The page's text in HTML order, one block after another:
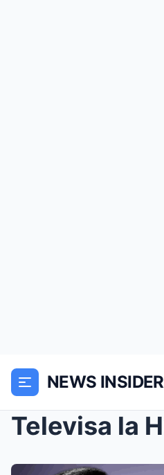
NEWS INSIDER